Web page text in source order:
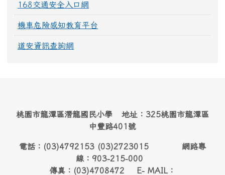
168交通安全入口網
機車危險感知教育平台
道安資訊查詢網
桃園市龍潭區潛龍國民小學 地址：325桃園市龍潭區
中豐路401號
電話：(03)4792153 (03)2723015 網路專
線：903-215-000
傳真：(03)4708472 E- MAIL：